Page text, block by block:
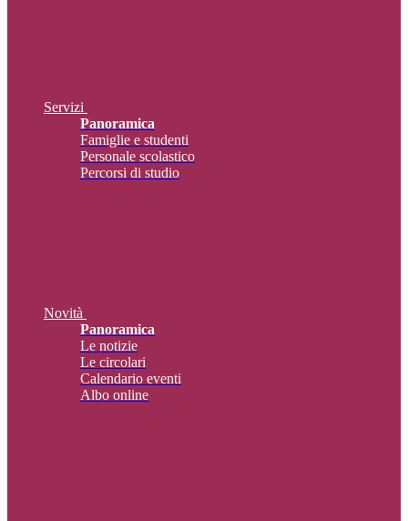
Servizi
Panoramica
Famiglie e studenti
Personale scolastico
Percorsi di studio
Novità
Panoramica
Le notizie
Le circolari
Calendario eventi
Albo online